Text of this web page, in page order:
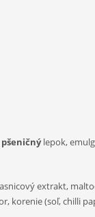
pšeničnýlepok,
extrakt,
korenie (soľ, chilli